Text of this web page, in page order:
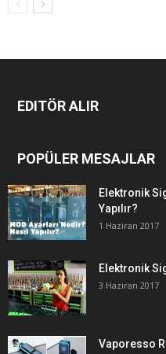
EDITÖR ALIR
POPÜLER MESAJLAR
Elektronik
Yapılır?
1 Haziran 2017
Elektronik
3 Haziran 2017
Vaporesso